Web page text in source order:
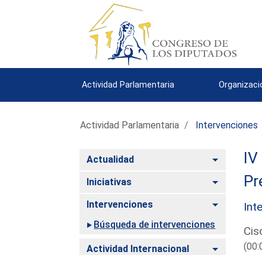
Actividad Parlamentaria
Actividad Parlamentaria Intervenciones
Actualidad Alternar
Iniciativas Alternar
Intervenciones
Alternar
Búsqueda de intervenciones
Actividad Internacional Alternar